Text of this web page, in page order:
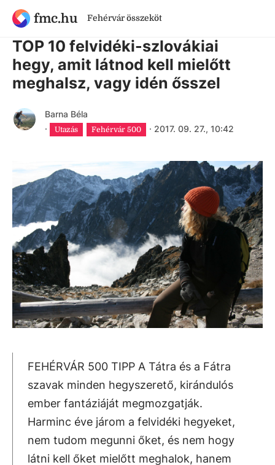
fmc.hu Fehérvár összeköt
8 évnél régebbi cikk
TOP 10 felvidéki-szlovákiai
hegy, amit látnod kell mielőtt
meghalsz, vagy idén ősszel
Barna Béla
·
Utazás Fehérvár 500 · 2017. 09. 27., 10:42
FEHÉRVÁR 500 TIPP A Tátra és a Fátra
szavak minden hegyszerető, kirándulós
ember fantáziáját megmozgatják.
Harminc éve járom a felvidéki hegyeket,
nem tudom megunni őket, és nem hogy
látni kell őket mielőtt meghalok, hanem